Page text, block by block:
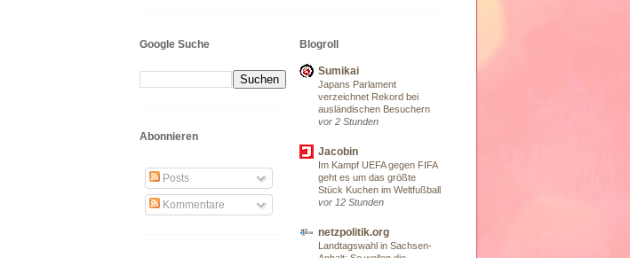
Google Suche
Abonnieren
Posts
Kommentare
Blogroll
Sumikai
Japans Parlament
verzeichnet Rekord bei
ausländischen Besuchern
vor 2 Stunden
Jacobin
Im Kampf UEFA gegen FIFA
geht es um das größte
Stück Kuchen im Weltfußball
vor 12 Stunden
netzpolitik.org
Landtagswahl in Sachsen-